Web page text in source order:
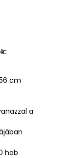
cm
a
hab